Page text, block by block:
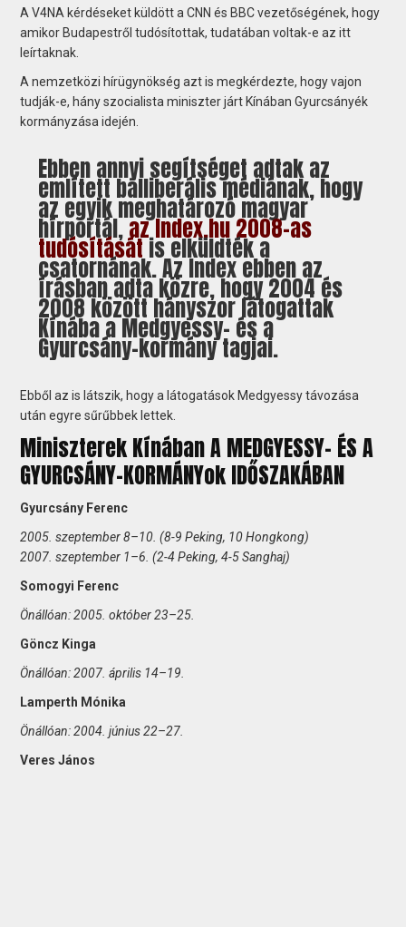
A V4NA kérdéseket küldött a CNN és BBC vezetőségének, hogy
amikor Budapestről tudósítottak, tudatában voltak-e az itt
leírtaknak.
A nemzetközi hírügynökség azt is megkérdezte, hogy vajon
tudják-e, hány szocialista miniszter járt Kínában Gyurcsányék
kormányzása idején.
Ebben annyi segítséget adtak az
említett balliberális médiának, hogy
az egyik meghatározó magyar
hírportál,az Index.hu 2008-as
tudósításátis elküldték a
csatornának. Az Index ebben az
írásban adta közre, hogy 2004 és
2008 között hányszor látogattak
Kínába a Medgyessy- és a
Gyurcsány-kormány tagjai.
Ebből az is látszik, hogy a látogatások Medgyessy távozása
után egyre sűrűbbek lettek.
Miniszterek Kínában A MEDGYESSY- ÉS A
GYURCSÁNY-KORMÁNYok IDŐSZAKÁBAN
Gyurcsány Ferenc
2005. szeptember 8–10. (8-9 Peking, 10 Hongkong)
2007. szeptember 1–6. (2-4 Peking, 4-5 Sanghaj)
Somogyi Ferenc
Önállóan: 2005. október 23–25.
Göncz Kinga
Önállóan: 2007. április 14–19.
Lamperth Mónika
Önállóan: 2004. június 22–27.
Veres János